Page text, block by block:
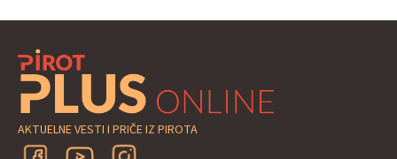
AKTUELNE VESTI I PRIČE IZ PIROTA